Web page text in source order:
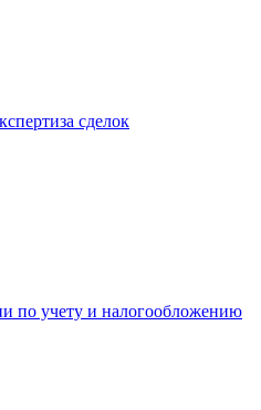
сделок
по учету и налогообложению